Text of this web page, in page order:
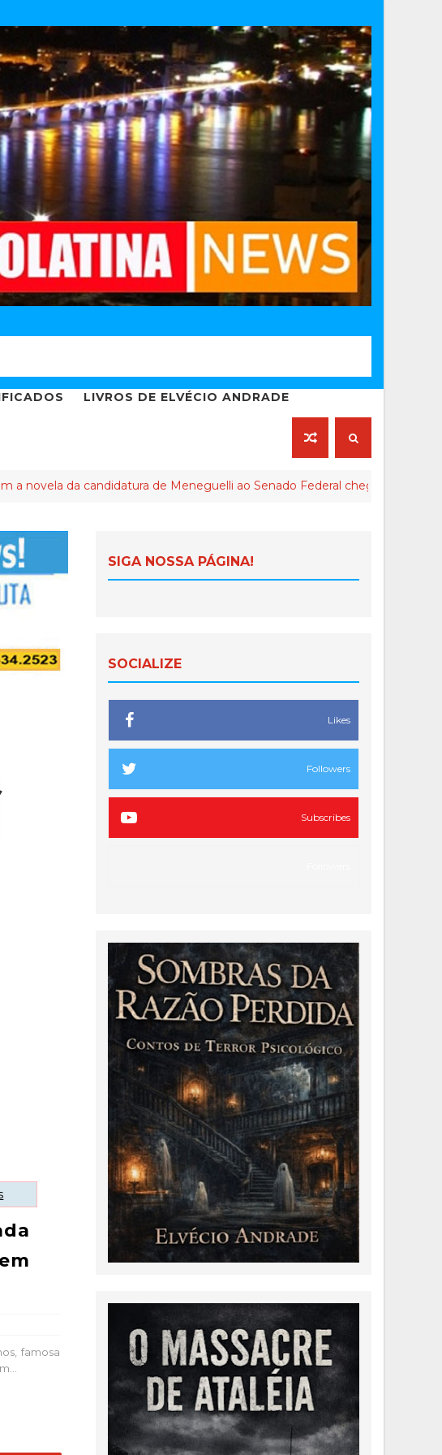
LIVROS DE ELVÉCIO ANDRADE
da candidatura de Meneguelli ao Senado Federal chega ao final
famosa
SIGA NOSSA PÁGINA!
SOCIALIZE
Likes
Followers
Subscribes